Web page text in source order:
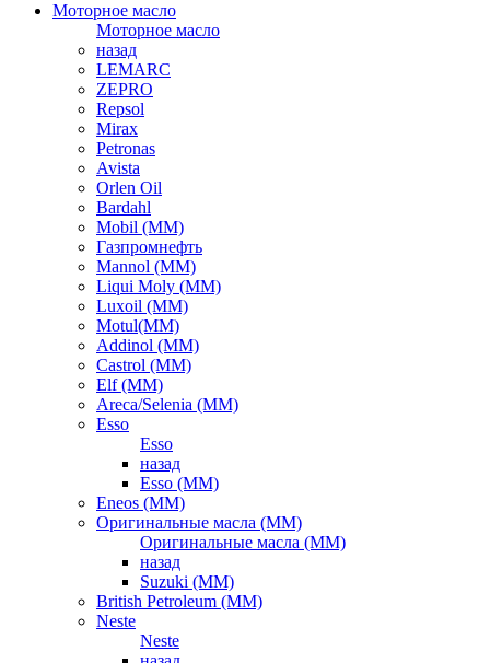
Моторное масло
Моторное масло
назад
LEMARC
ZEPRO
Repsol
Mirax
Petronas
Avista
Orlen Oil
Bardahl
Mobil (ММ)
Газпромнефть
Mannol (ММ)
Liqui Moly (ММ)
Luxoil (ММ)
Motul(ММ)
Addinol (ММ)
Castrol (ММ)
Elf (ММ)
Areca/Selenia (ММ)
Esso
Esso
назад
Esso (ММ)
Eneos (ММ)
Оригинальные масла (ММ)
Оригинальные масла (ММ)
назад
Suzuki (ММ)
British Petroleum (ММ)
Neste
Neste